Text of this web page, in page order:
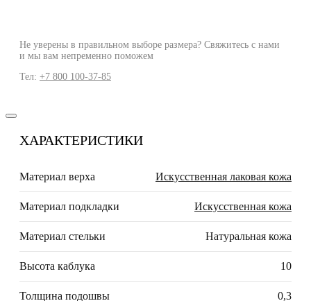
Не уверены в правильном выборе размера? Свяжитесь с нами
и мы вам непременно поможем
Тел: +7 800 100-37-85
ХАРАКТЕРИСТИКИ
Материал верха Искусственная лаковая кожа
Материал подкладки Искусственная кожа
Материал стельки Натуральная кожа
Высота каблука 10
Толщина подошвы 0,3